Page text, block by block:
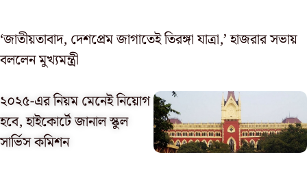
‘জাতীয়তাবাদ, দেশপ্রেম জাগাতেই তিরঙ্গা যাত্রা,’ হাজরার সভায়
বললেন মুখ্যমন্ত্রী
২০২৫-এর নিয়ম মেনেই নিয়োগ
হবে, হাইকোর্টে জানাল স্কুল
সার্ভিস কমিশন